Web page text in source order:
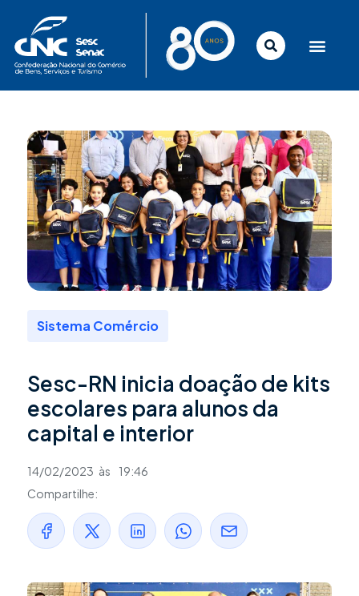
conteúdo
Sistema Comércio
Sesc-RN inicia doação de kits
escolares para alunos da
capital e interior
14/02/2023 às
19:46
Compartilhe: